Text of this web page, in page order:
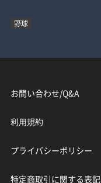
野球
お問い合わせ/Q&A
利用規約
プライバシーポリシー
特定商取引に関する表記